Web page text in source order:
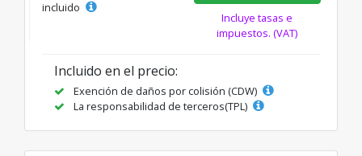
incluido
Incluye tasas e
impuestos. (VAT)
Incluido en el precio:
Exención de daños por colisión (CDW)
La responsabilidad de terceros(TPL)